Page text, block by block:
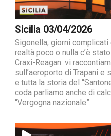
Sicilia 03/04/2026
Sigonella, giorni complicati
realtà poco o nulla c’è
Craxi-Reagan: vi
sull’aeroporto di Trapani e
e tutta la storia del
coda parliamo anche di
“Vergogna nazionale”.